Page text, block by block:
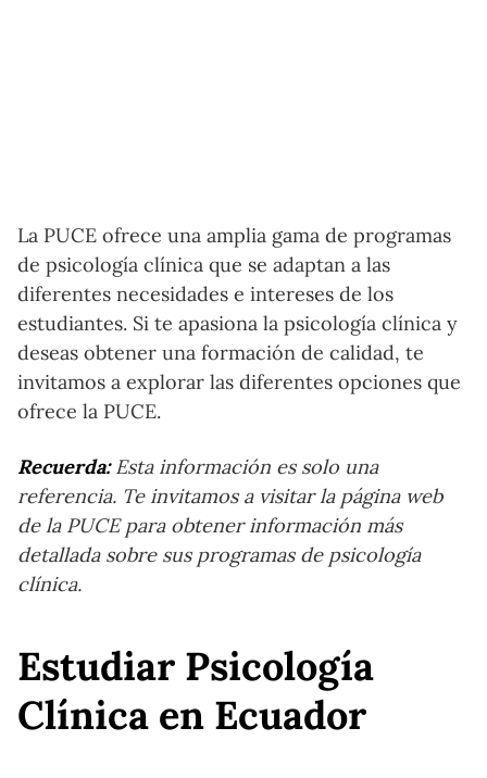
La PUCE ofrece una amplia gama de programas
de psicología clínica que se adaptan a las
diferentes necesidades e intereses de los
estudiantes. Si te apasiona la psicología clínica y
deseas obtener una formación de calidad, te
invitamos a explorar las diferentes opciones que
ofrece la PUCE.
Recuerda:Esta información es solo una
referencia. Te invitamos a visitar la página web
de la PUCE para obtener información más
detallada sobre sus programas de psicología
clínica.
Estudiar Psicología
Clínica en Ecuador